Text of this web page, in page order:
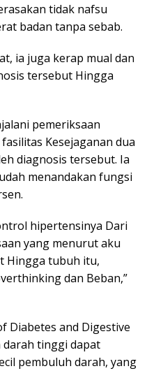
tidak nafsu
badan tanpa sebab.
ia juga kerap mual dan
tersebut Hingga
pemeriksaan
Kesejaganan dua
diagnosis tersebut. Ia
menandakan fungsi
hipertensinya Dari
yang menurut aku
Hingga tubuh itu,
dan Beban,”
Diabetes and Digestive
darah tinggi dapat
pembuluh darah, yang